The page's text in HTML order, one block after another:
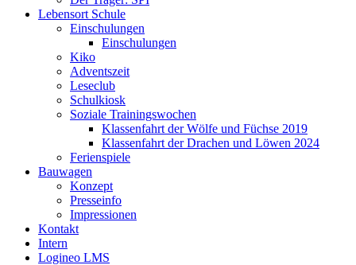
Lebensort Schule
Einschulungen
Einschulungen
Kiko
Adventszeit
Leseclub
Schulkiosk
Soziale Trainingswochen
Klassenfahrt der Wölfe und Füchse 2019
Klassenfahrt der Drachen und Löwen 2024
Ferienspiele
Bauwagen
Konzept
Presseinfo
Impressionen
Kontakt
Intern
Logineo LMS